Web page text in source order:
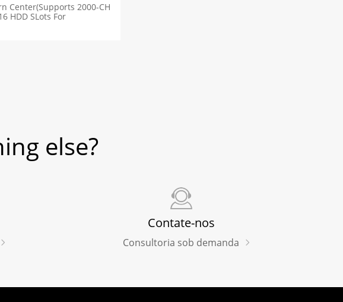
Center(Supports 2000-CH
HDD SLots For
else?
Contate-nos
Consultoria sob demanda